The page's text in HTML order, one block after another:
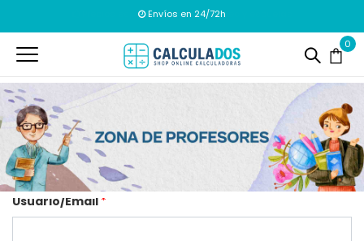
Envíos en 24/72h
0
Usuario/Email *